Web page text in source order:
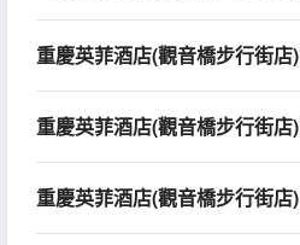
重慶英菲酒店(觀音橋步行街店
重慶英菲酒店(觀音橋步行街店
重慶英菲酒店(觀音橋步行街店